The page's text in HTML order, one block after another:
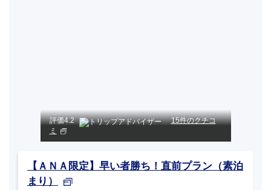
評価4.2
15件のクチコ
ミ
【ＡＮＡ限定】早い者勝ち！直前プラン（素泊
まり）